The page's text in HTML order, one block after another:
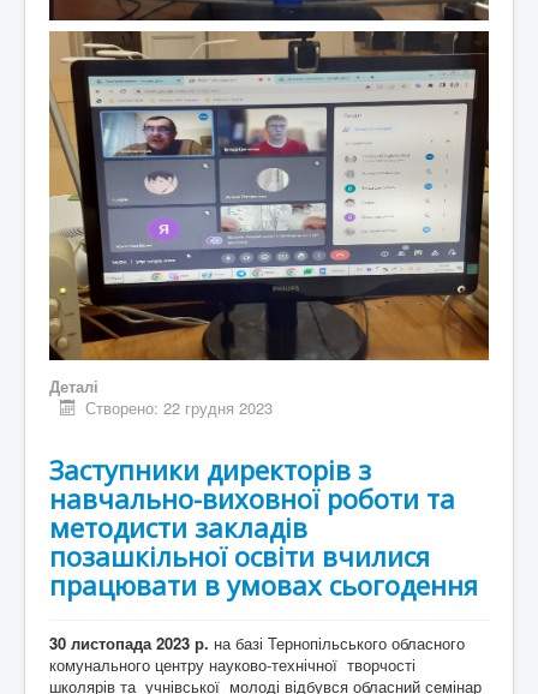
Деталі
Створено: 22 грудня 2023
Заступники директорів з
навчально-виховної роботи та
методисти закладів
позашкільної освіти вчилися
працювати в умовах сьогодення
30 листопада 2023 р. на базі Тернопільського обласного
комунального центру науково-технічної творчості
школярів та учнівської молоді відбувся обласний семінар